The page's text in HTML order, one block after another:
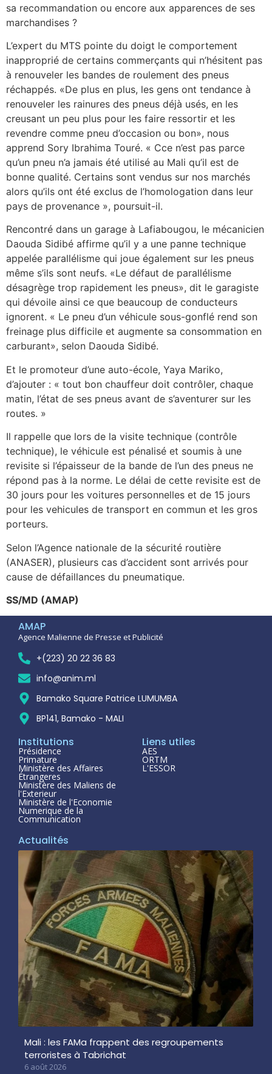
sa recommandation ou encore aux apparences de ses
marchandises ?
L’expert du MTS pointe du doigt le comportement
inapproprié de certains commerçants qui n’hésitent pas
à renouveler les bandes de roulement des pneus
réchappés. «De plus en plus, les gens ont tendance à
renouveler les rainures des pneus déjà usés, en les
creusant un peu plus pour les faire ressortir et les
revendre comme pneu d’occasion ou bon», nous
apprend Sory Ibrahima Touré. « Cce n’est pas parce
qu’un pneu n’a jamais été utilisé au Mali qu’il est de
bonne qualité. Certains sont vendus sur nos marchés
alors qu’ils ont été exclus de l’homologation dans leur
pays de provenance », poursuit-il.
Rencontré dans un garage à Lafiabougou, le mécanicien
Daouda Sidibé affirme qu’il y a une panne technique
appelée parallélisme qui joue également sur les pneus
même s’ils sont neufs. «Le défaut de parallélisme
désagrège trop rapidement les pneus», dit le garagiste
qui dévoile ainsi ce que beaucoup de conducteurs
ignorent. « Le pneu d’un véhicule sous-gonflé rend son
freinage plus difficile et augmente sa consommation en
carburant», selon Daouda Sidibé.
Et le promoteur d’une auto-école, Yaya Mariko,
d’ajouter : « tout bon chauffeur doit contrôler, chaque
matin, l’état de ses pneus avant de s’aventurer sur les
routes. »
Il rappelle que lors de la visite technique (contrôle
technique), le véhicule est pénalisé et soumis à une
revisite si l’épaisseur de la bande de l’un des pneus ne
répond pas à la norme. Le délai de cette revisite est de
30 jours pour les voitures personnelles et de 15 jours
pour les vehicules de transport en commun et les gros
porteurs.
Selon l’Agence nationale de la sécurité routière
(ANASER), plusieurs cas d’accident sont arrivés pour
cause de défaillances du pneumatique.
SS/MD (AMAP)
AMAP
Agence Malienne de Presse et Publicité
+(223) 20 22 36 83
info@anim.ml
Bamako Square Patrice LUMUMBA
BP141, Bamako - MALI
Institutions
Présidence
Primature
Ministère des Affaires
Étrangeres
Ministère des Maliens de
l'Exterieur
Ministère de l'Economie
Numerique de la
Communication
Liens utiles
AES
ORTM
L'ESSOR
Actualités
Mali : les FAMa frappent des regroupements
terroristes à Tabrichat
6 août 2026